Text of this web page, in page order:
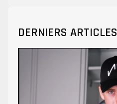
DERNIERS ARTICLES